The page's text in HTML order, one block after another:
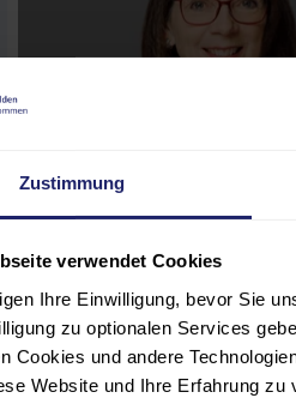
Zustimmung
verwendet Cookies
Ihre Einwilligung, bevor Sie
zu optionalen Services
Cookies und andere
Website und Ihre Erfahrung